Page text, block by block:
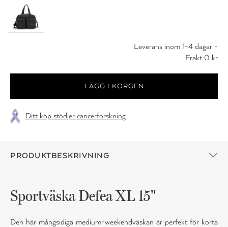
Leverans inom 1-4 dagar -
Frakt 0 kr
Ditt köp stödjer cancerforskning
PRODUKTBESKRIVNING
Sportväska Defea XL 15"
Den här mångsidiga medium-weekendväskan är perfekt för korta